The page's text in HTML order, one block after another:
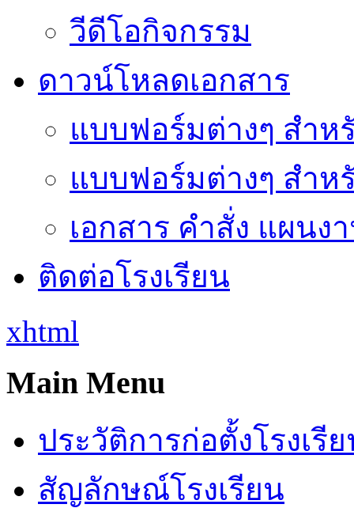
วีดีโอกิจกรรม
ดาวน์โหลดเอกสาร
แบบฟอร์มต่างๆ สำห
แบบฟอร์มต่างๆ สำห
เอกสาร คำสั่ง แผนง
ติดต่อโรงเรียน
xhtml
Main Menu
ประวัติการก่อตั้งโรงเรี
สัญลักษณ์โรงเรียน